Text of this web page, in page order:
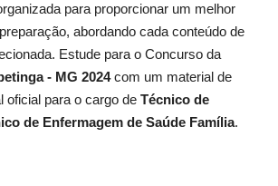
para proporcionar um melhor
abordando cada conteúdo de
Estude para o Concurso da
- MG 2024com um material de
oficial para o cargo de Técnico de
de Enfermagem de Saúde Família.